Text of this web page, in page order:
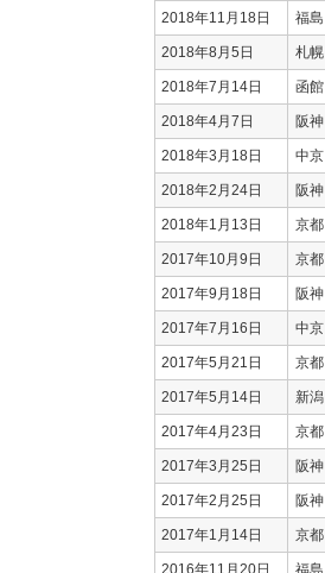
2018年11月18日 福島
2018年8月5日 札幌
2018年7月14日 函館
2018年4月7日 阪神
2018年3月18日 中京
2018年2月24日 阪神
2018年1月13日 京都
2017年10月9日 京都
2017年9月18日 阪神
2017年7月16日 中京
2017年5月21日 京都
2017年5月14日 新潟
2017年4月23日 京都
2017年3月25日 阪神
2017年2月25日 阪神
2017年1月14日 京都
2016年11月20日 福島